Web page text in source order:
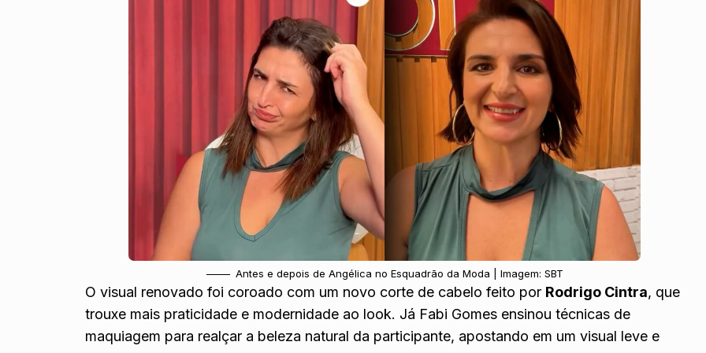
Antes e depois de Angélica no Esquadrão da Moda | Imagem: SBT
O visual renovado foi coroado com um novo corte de cabelo feito por Rodrigo Cintra, que
trouxe mais praticidade e modernidade ao look. Já Fabi Gomes ensinou técnicas de
maquiagem para realçar a beleza natural da participante, apostando em um visual leve e